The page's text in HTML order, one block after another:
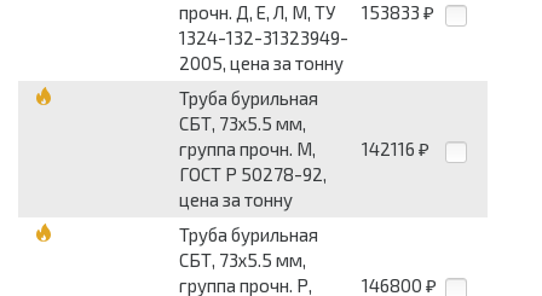
прочн. Д, Е, Л, М, ТУ
1324-132-31323949-
2005, цена за тонну
153833 ₽
Труба бурильная
СБТ, 73х5.5 мм,
группа прочн. М,
ГОСТ Р 50278-92,
цена за тонну
142116 ₽
Труба бурильная
СБТ, 73х5.5 мм,
группа прочн. Р,
146800 ₽